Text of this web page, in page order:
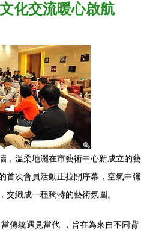
化交流暖心啟航
，溫柔地灑在市藝術中心新成立的藝
首次會員活動正拉開序幕，空氣中彌
織成一種獨特的藝術氛圍。
傳統遇見當代”，旨在為來自不同背